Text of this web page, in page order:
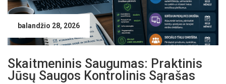
balandžio 28, 2026
Skaitmeninis Saugumas: Praktinis
Jūsų Saugos Kontrolinis Sąrašas